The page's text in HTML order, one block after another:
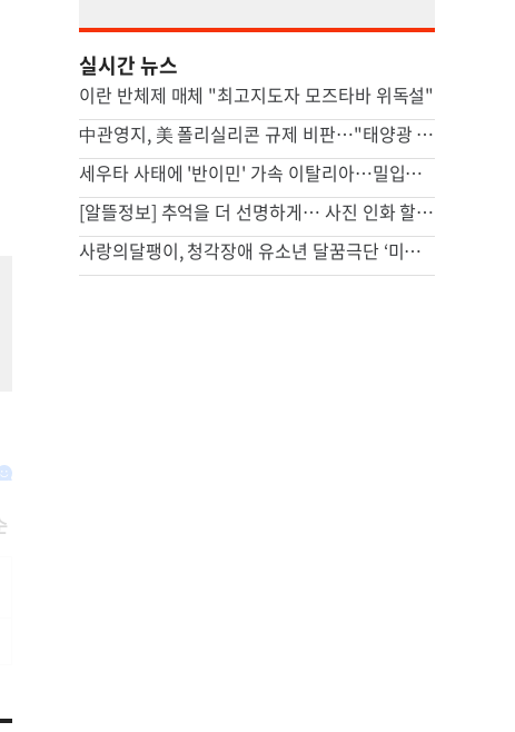
실시간 뉴스
이란 반체제 매체 "최고지도자 모즈타바 위독설"
中관영지, 美 폴리실리콘 규제 비판…"태양광 비용 높일 자충수"(종합)
세우타 사태에 '반이민' 가속 이탈리아…밀입국 조직 적발
[알뜰정보] 추억을 더 선명하게… 사진 인화 할인 외'
사랑의달팽이, 청각장애 유소년 달꿈극단 ‘미로와 푸른귀 이야기’ 성료